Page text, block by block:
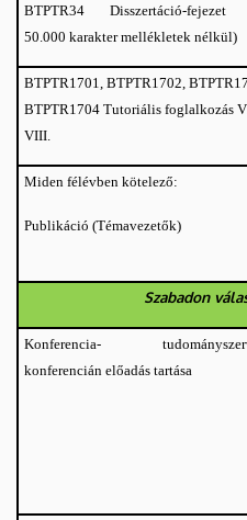
BTPTR34 Disszertáció-fejezet
50.000 karakter mellékletek nélkül)
BTPTR1701, BTPTR1702,
BTPTR1704 Tutoriális foglalkozás
VIII.
Miden félévben kötelező:
Publikáció (Témavezetők)
Szabadon
Konferencia-
konferencián előadás tartása